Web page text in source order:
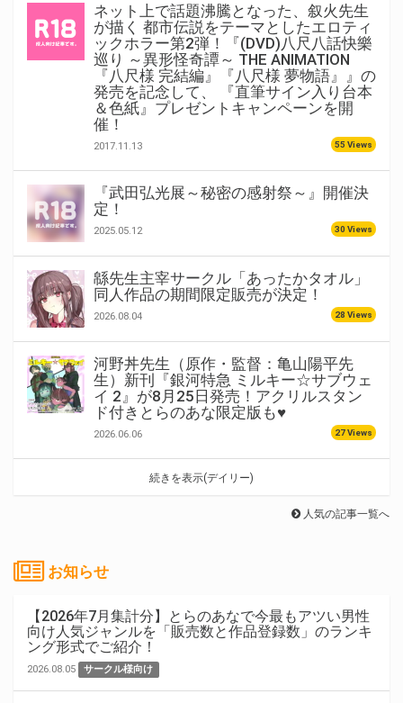
ネット上で話題沸騰となった、叙火先生
が描く 都市伝説をテーマとしたエロティ
ックホラー第2弾！『(DVD)八尺八話快樂
巡り ～異形怪奇譚～ THE ANIMATION
『八尺様 完結編』『八尺様 夢物語』』の
発売を記念して、 『直筆サイン入り台本
＆色紙』プレゼントキャンペーンを開
催！
2017.11.13 55 Views
『武田弘光展～秘密の感射祭～』開催決
定！
2025.05.12 30 Views
緜先生主宰サークル「あったかタオル」
同人作品の期間限定販売が決定！
2026.08.04 28 Views
河野丼先生（原作・監督：亀山陽平先
生）新刊『銀河特急 ミルキー☆サブウェ
イ 2』が8月25日発売！アクリルスタン
ド付きとらのあな限定版も♥
2026.06.06 27 Views
続きを表示(デイリー)
人気の記事一覧へ
お知らせ
【2026年7月集計分】とらのあなで今最もアツい男性
向け人気ジャンルを「販売数と作品登録数」のランキ
ング形式でご紹介！
2026.08.05 サークル様向け